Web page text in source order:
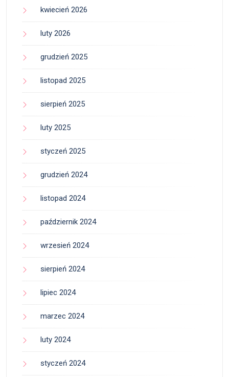
kwiecień 2026
luty 2026
grudzień 2025
listopad 2025
sierpień 2025
luty 2025
styczeń 2025
grudzień 2024
listopad 2024
październik 2024
wrzesień 2024
sierpień 2024
lipiec 2024
marzec 2024
luty 2024
styczeń 2024